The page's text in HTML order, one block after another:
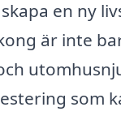
en ny
är inte
som